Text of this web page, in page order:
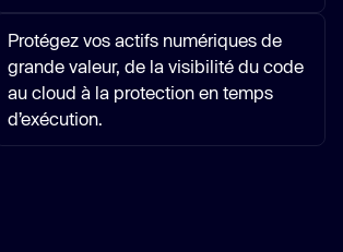
Protégez vos actifs numériques de
grande valeur, de la visibilité du code
au cloud à la protection en temps
d’exécution.